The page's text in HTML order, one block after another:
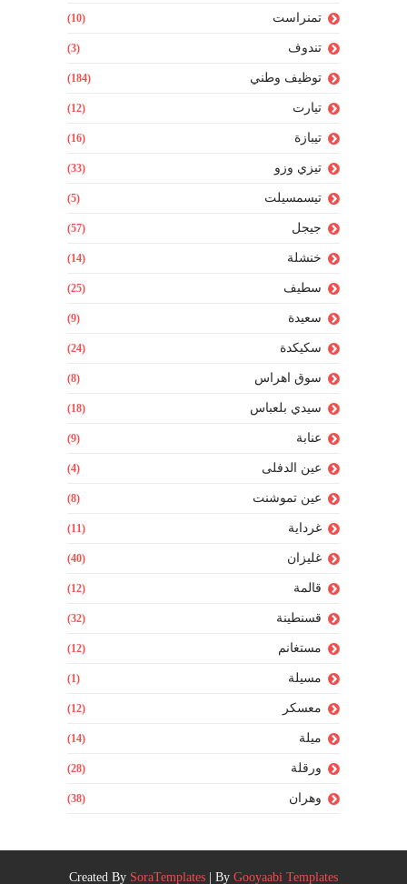
تمنراست (10)
تندوف (3)
توظيف وطني (184)
تيارت (12)
تيبازة (16)
تيزي وزو (33)
تيسمسيلت (5)
جيجل (57)
خنشلة (14)
سطيف (25)
سعيدة (9)
سكيكدة (24)
سوق اهراس (8)
سيدي بلعباس (18)
عنابة (9)
عين الدفلى (4)
عين تموشنت (8)
غرداية (11)
غليزان (40)
قالمة (12)
قسنطينة (32)
مستغانم (12)
مسيلة (1)
معسكر (12)
ميلة (14)
ورقلة (28)
وهران (38)
Created By SoraTemplates | By Gooyaabi Templates